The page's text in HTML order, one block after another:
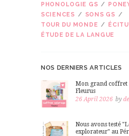
PHONOLOGIE GS
SCIENCES
SONS GS
TOUR DU MONDE
ÉTUDE DE LA LANGUE
NOS DERNIERS ARTICLES
Mon grand coffret
Fleurus
26 April 2026 by
Nous avons testé
explorateur" au